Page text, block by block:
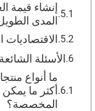
إنشاء قيمة
المدى
الاقتصاديات
الأسئلة الشائعة
ما أنواع
أكثر ما
المخصصة؟